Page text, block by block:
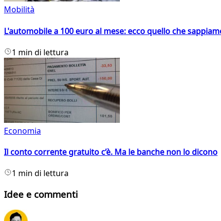
Mobilità
L'automobile a 100 euro al mese: ecco quello che
1 min di lettura
Economia
Il conto corrente gratuito c’è. Ma le banche non lo dicono
1 min di lettura
Idee e commenti